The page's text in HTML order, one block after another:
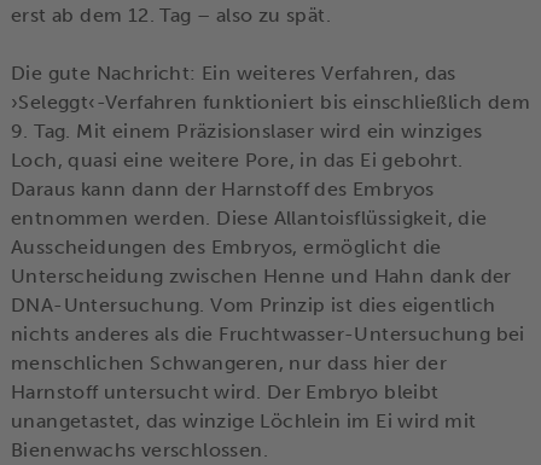
erst ab dem 12. Tag – also zu spät.
Die gute Nachricht: Ein weiteres Verfahren, das
›Seleggt‹-Verfahren funktioniert bis einschließlich dem
9. Tag. Mit einem Präzisionslaser wird ein winziges
Loch, quasi eine weitere Pore, in das Ei gebohrt.
Daraus kann dann der Harnstoff des Embryos
entnommen werden. Diese Allantoisflüssigkeit, die
Ausscheidungen des Embryos, ermöglicht die
Unterscheidung zwischen Henne und Hahn dank der
DNA-Untersuchung. Vom Prinzip ist dies eigentlich
nichts anderes als die Fruchtwasser-Untersuchung bei
menschlichen Schwangeren, nur dass hier der
Harnstoff untersucht wird. Der Embryo bleibt
unangetastet, das winzige Löchlein im Ei wird mit
Bienenwachs verschlossen.